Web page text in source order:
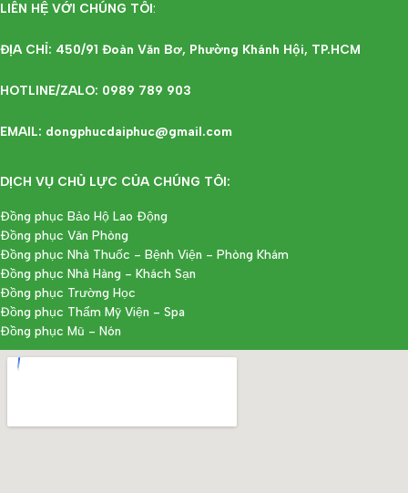
LIÊN HỆ VỚI CHÚNG TÔI:
ĐỊA CHỈ: 450/91 Đoàn Văn Bơ, Phường Khánh Hội, TP.HCM
HOTLINE/ZALO: 0989 789 903
EMAIL: dongphucdaiphuc@gmail.com
DỊCH VỤ CHỦ LỰC CỦA CHÚNG TÔI:
Đồng phục Bảo Hộ Lao Động
Đồng phục Văn Phòng
Đồng phục Nhà Thuốc - Bệnh Viện - Phòng Khám
Đồng phục Nhà Hàng - Khách Sạn
Đồng phục Trường Học
Đồng phục Thẩm Mỹ Viện - Spa
Đồng phục Mũ - Nón